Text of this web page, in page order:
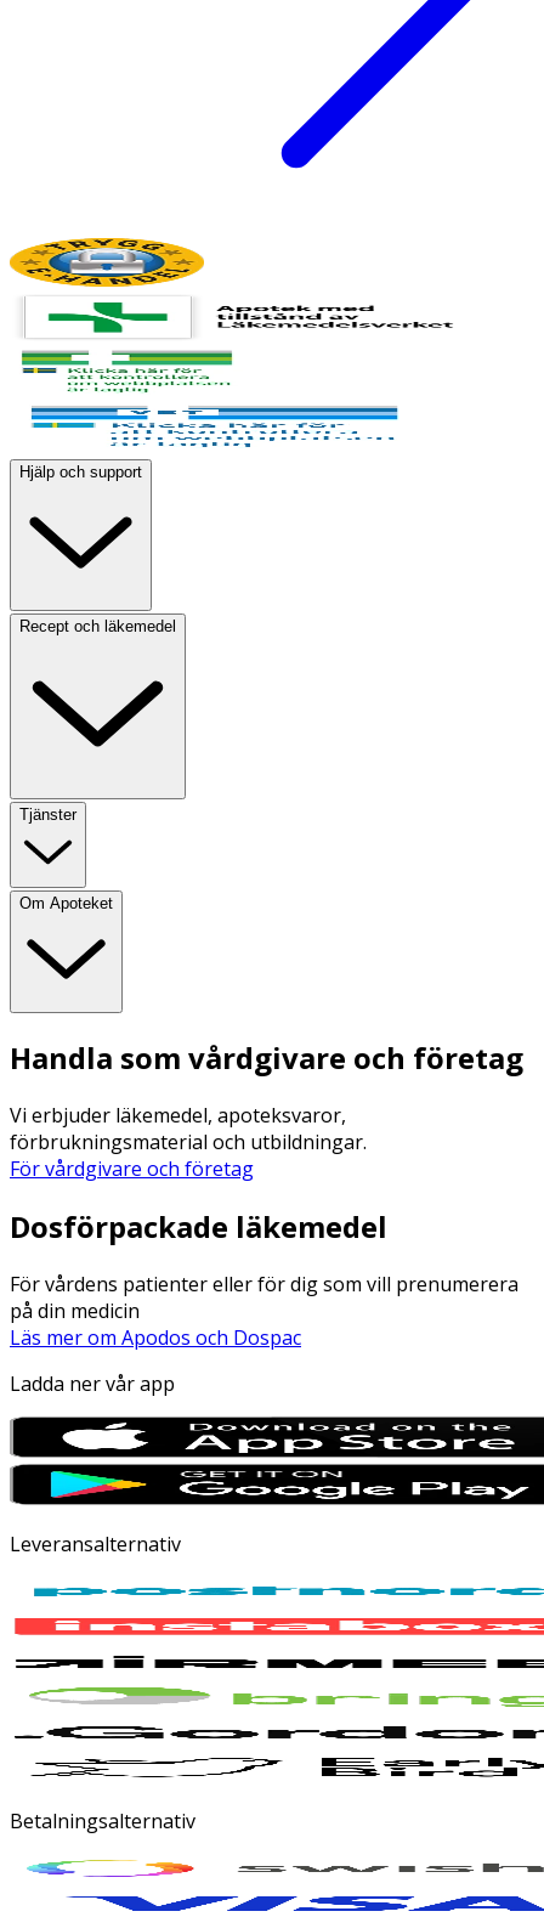
Hjälp och support
Recept och läkemedel
Tjänster
Om Apoteket
Handla som vårdgivare och företag
Vi erbjuder läkemedel, apoteksvaror,
förbrukningsmaterial och utbildningar.
För vårdgivare och företag
Dosförpackade läkemedel
För vårdens patienter eller för dig som vill prenumerera
på din medicin
Läs mer om Apodos och Dospac
Ladda ner vår app
Leveransalternativ
Betalningsalternativ